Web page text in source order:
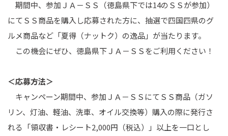
期間中、参加ＪＡ－ＳＳ（徳島県下では14のＳＳが参加）
にてＳＳ商品を購入し応募された方に、抽選で四国四県のグ
ルメ商品など「夏得（ナットク）の逸品」が当たります。
この機会にぜひ、徳島県下ＪＡ－ＳＳをご利用ください！
＜応募方法＞
キャンペーン期間中、参加ＪＡ－ＳＳにてＳＳ商品（ガソ
リン、灯油、軽油、洗車、オイル交換等）購入の際に発行さ
れる「領収書・レシート2,000円（税込）」以上を一口とし